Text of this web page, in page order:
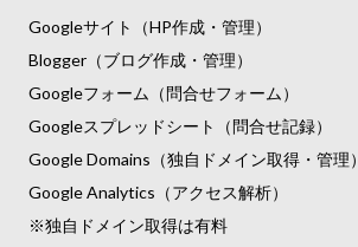
Googleサイト（HP作成・管理）
Blogger（ブログ作成・管理）
Googleフォーム（問合せフォーム）
Googleスプレッドシート（問合せ記録）
Google Domains（独自ドメイン取得・管理）
Google Analytics（アクセス解析）
※独自ドメイン取得は有料